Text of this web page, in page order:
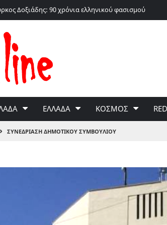
Δοξιάδης: 90 χρόνια ελληνικού φασισμού
ΕΛΛΑΔΑ ΚΟΣΜΟΣ
› ΣΥΝΕΔΡΙΑΣΗ ΔΗΜΟΤΙΚΟΥ ΣΥΜΒΟΥΛΙΟΥ